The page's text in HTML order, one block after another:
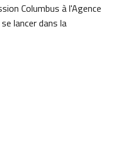
Columbus à l'Agence
lancer dans la